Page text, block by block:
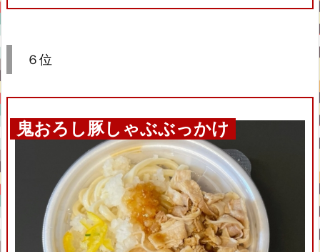
６位
鬼おろし豚しゃぶぶっかけ